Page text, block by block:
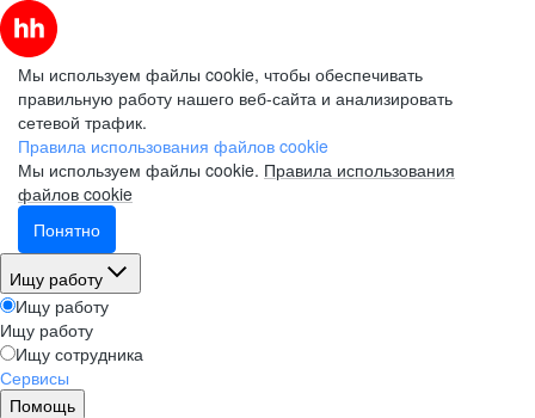
Мы используем файлы cookie, чтобы обеспечивать
правильную работу нашего веб-сайта и анализировать
сетевой трафик.
Правила использования файлов cookie
Мы используем файлы cookie. Правила использования
файлов cookie
Понятно
Ищу работу
Ищу работу
Ищу работу
Ищу сотрудника
Сервисы
Помощь